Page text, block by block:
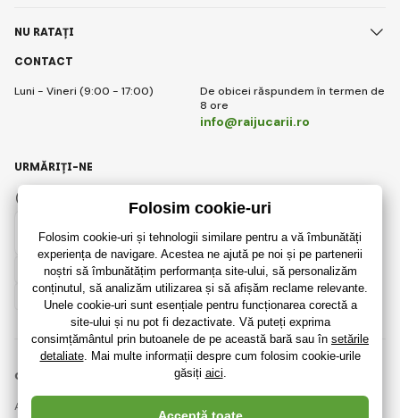
CONTACT
Luni - Vineri (9:00 - 17:00)
De obicei răspundem în termen de
8 ore
info@raijucarii.ro
NU RATAȚI
Romanian
URMĂRIȚI-NE
Instagram
© 2018 - 2026 RaiJucării.ro, Toate drepturile rezervate
Această pagină este protejată prin reCAPTCHA și se aplică